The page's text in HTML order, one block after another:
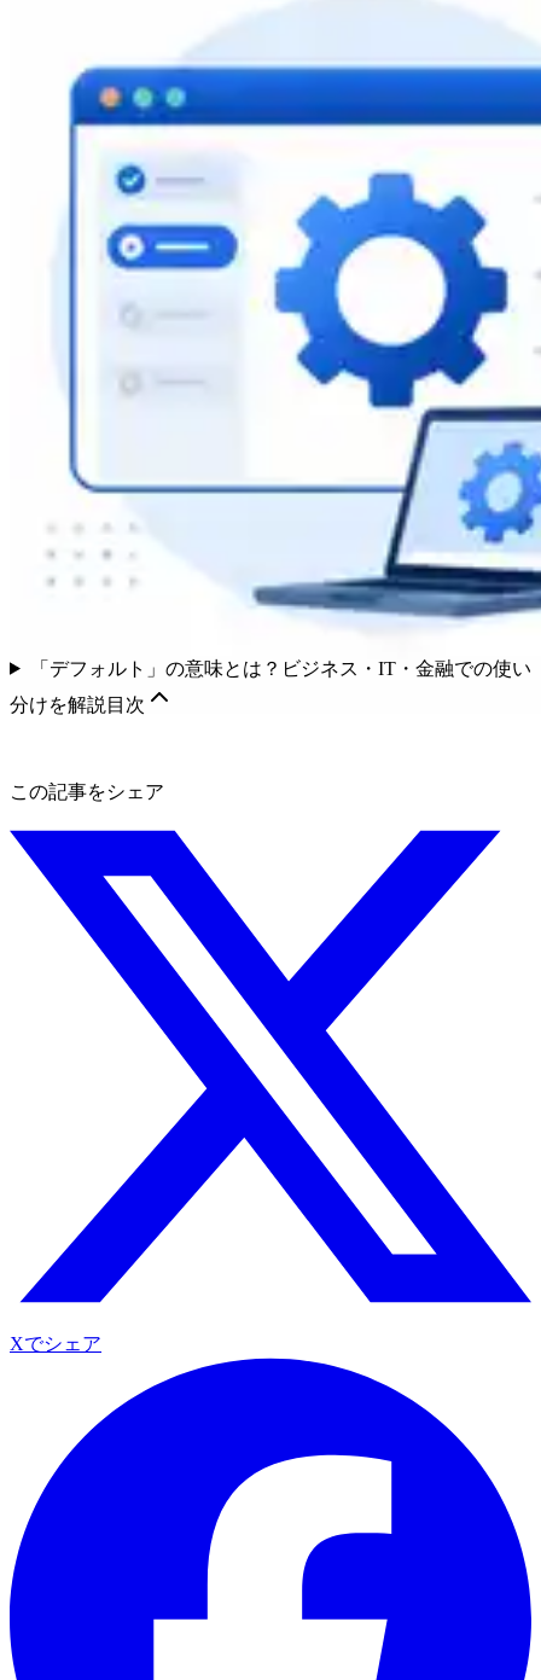
「デフォルト」の意味とは？ビジネス・IT・金融での使い
分けを解説 目次
この記事をシェア
Xでシェア